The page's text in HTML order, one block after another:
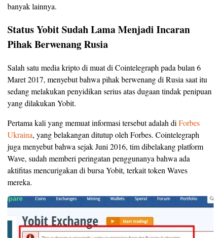
banyak lainnya.
Status Yobit Sudah Lama Menjadi Incaran
Pihak Berwenang Rusia
Salah satu media kripto di muat di Cointelegraph pada bulan 6
Maret 2017, menyebut bahwa pihak berwenang di Rusia saat itu
sedang melakukan penyidikan serius atas dugaan tindak penipuan
yang dilakukan Yobit.
Pertama kali yang memuat informasi tersebut adalah di Forbes
Ukraina, yang belakangan ditutup oleh Forbes. Cointelegraph
juga menyebut bahwa sejak Juni 2016, tim dibelakang platform
Wave, sudah memberi peringatan penggunanya bahwa ada
aktifitas mencurigakan di bursa Yobit, terkait token Waves
mereka.